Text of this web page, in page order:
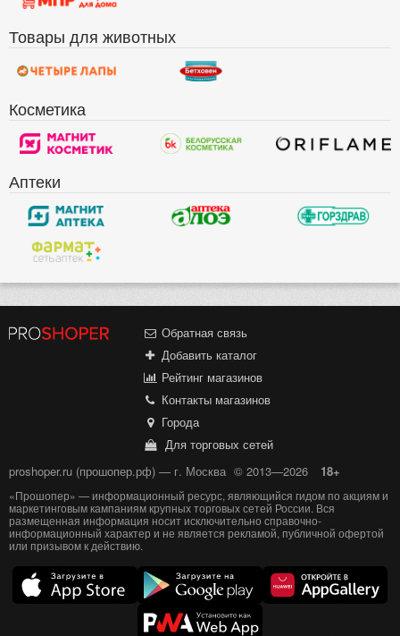
Товары для животных
Косметика
Аптеки
Обратная связь
Добавить каталог
Рейтинг магазинов
Контакты магазинов
Города
Для торговых сетей
proshoper.ru (прошопер.рф) — г. Москва © 2013—2026 18+
«Прошопер» — информационный ресурс, являющийся гидом по акциям и
маркетинговым кампаниям крупных торговых сетей России. Вся
размещенная информация носит исключительно справочно-
информационный характер и не является рекламой, публичной офертой
или призывом к действию.